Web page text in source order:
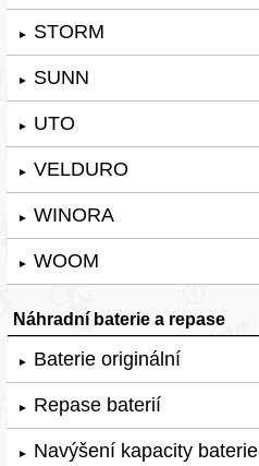
► STORM
► SUNN
► UTO
► VELDURO
► WINORA
► WOOM
Náhradní baterie a repase
► Baterie originální
► Repase baterií
► Navýšení kapacity baterie